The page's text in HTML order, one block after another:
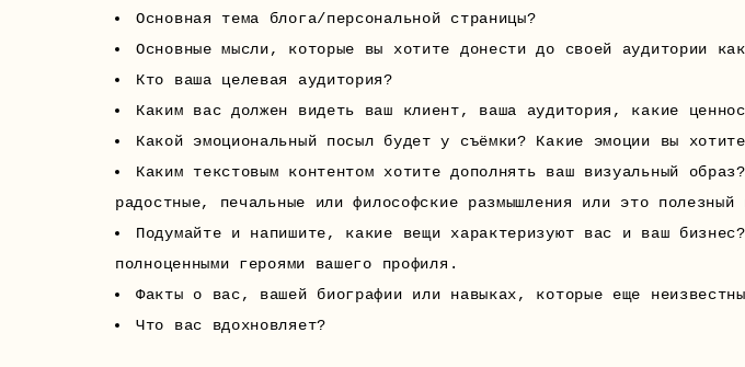
Основная тема блога/персональной страницы?
Основные мысли, которые вы хотите донести до своей аудитории
Кто ваша целевая аудитория?
Каким вас должен видеть ваш клиент, ваша аудитория, какие
Какой эмоциональный посыл будет у съёмки? Какие эмоции вы
Каким текстовым контентом хотите дополнять ваш визуальный
радостные, печальные или философские размышления или это
Подумайте и напишите, какие вещи характеризуют вас и ваш
полноценными героями вашего профиля.
Факты о вас, вашей биографии или навыках, которые еще
Что вас вдохновляет?